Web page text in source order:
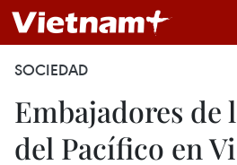
SOCIEDAD
Embajadores de
del Pacífico en